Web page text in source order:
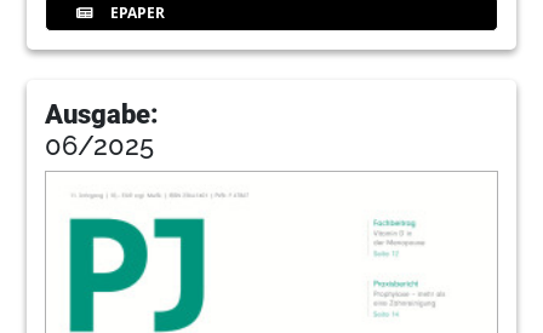
EPAPER
Ausgabe:
06/2025